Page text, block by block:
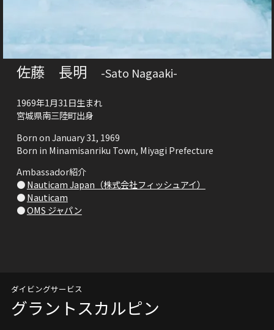
佐藤 長明 -Sato Nagaaki-
1969年1月31日生まれ
宮城県南三陸町出身
Born on January 31, 1969
Born in Minamisanriku Town, Miyagi Prefecture
Ambassador紹介
●Nauticam Japan（株式会社フィッシュアイ）
●Nauticam
●OMS ジャパン
ダイビングサービス
グラントスカルピン